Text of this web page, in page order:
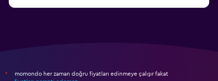
*
momondo her zaman doğru fiyatları edinmeye çalışır fakat